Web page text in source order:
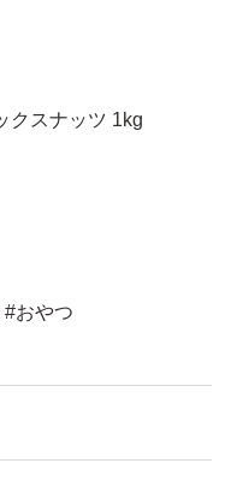
クスナッツ 1kg
おやつ
ッツ#くるみ#アーモ
カリフォルニア堅果